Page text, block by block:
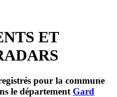
ET
pour la commune
le département Gard